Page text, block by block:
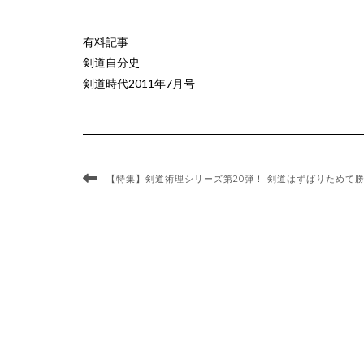
有料記事
剣道自分史
剣道時代2011年7月号
【特集】剣道術理シリーズ第20弾！ 剣道はずばりためて